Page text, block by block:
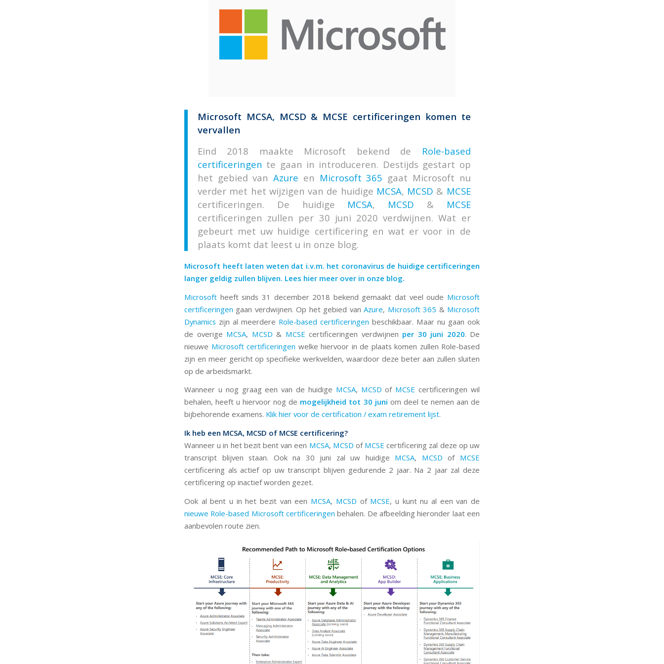
Microsoft MCSA, MCSD & MCSE certificeringen komen te
vervallen
Eind 2018 maakte Microsoft bekend de Role-based
certificeringen te gaan in introduceren. Destijds gestart op
het gebied vanAzure en Microsoft 365 gaat Microsoft nu
verder met het wijzigen van de huidige MCSA, MCSD & MCSE
certificeringen. De huidige MCSA, MCSD & MCSE
certificeringen zullen per 30 juni 2020 verdwijnen. Wat er
gebeurt met uw huidige certificering en wat er voor in de
plaats komt dat leest u in onze blog.
Microsoft heeft laten weten dat i.v.m. het coronavirus de huidige certificeringen
langer geldig zullen blijven. Lees hier meer over in onze blog.
Microsoft heeft sinds 31 december 2018 bekend gemaakt dat veel oude Microsoft
certificeringen gaan verdwijnen. Op het gebied vanAzure, Microsoft 365 & Microsoft
Dynamics zijn al meerdere Role-based certificeringen beschikbaar. Maar nu gaan ook
de overige MCSA, MCSD & MCSE certificeringen verdwijnen per 30 juni 2020. De
nieuwe Microsoft certificeringen welke hiervoor in de plaats komen zullen Role-based
zijn en meer gericht op specifieke werkvelden, waardoor deze beter aan zullen sluiten
op de arbeidsmarkt.
Wanneer u nog graag een van de huidige MCSA, MCSD of MCSE certificeringen wil
behalen, heeft u hiervoor nog de mogelijkheid tot 30 juni om deel te nemen aan de
bijbehorende examens. Klik hier voor de certification / exam retirement lijst.
Ik heb een MCSA, MCSD of MCSE certificering?
Wanneer u in het bezit bent van een MCSA, MCSD of MCSE certificering zal deze op uw
transcript blijven staan. Ook na 30 juni zal uw huidige MCSA, MCSD of MCSE
certificering als actief op uw transcript blijven gedurende 2 jaar. Na 2 jaar zal deze
certificering op inactief worden gezet.
Ook al bent u in het bezit van een MCSA, MCSD of MCSE, u kunt nu al een van de
nieuwe Role-based Microsoft certificeringen behalen. De afbeelding hieronder laat een
aanbevolen route zien.